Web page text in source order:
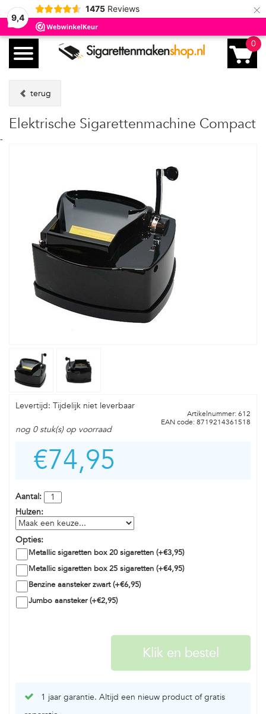
9,4
1475 Reviews ×
0
terug
Elektrische Sigarettenmachine Compact
-
Levertijd: Tijdelijk niet leverbaar
Artikelnummer: 612
EAN code: 8719214361518
nog 0 stuk(s) op voorraad
€74,95
Aantal:
Hulzen:
Opties:
Metallic sigaretten box 20 sigaretten (+€3,95)
Metallic sigaretten box 25 sigaretten (+€4,95)
Benzine aansteker zwart (+€6,95)
Jumbo aansteker (+€2,95)
1 jaar garantie. Altijd een nieuw product of gratis